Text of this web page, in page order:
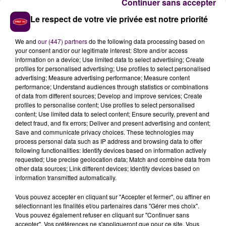
DES VISITES GUIDÉES
SUPPLÉMENTAIRES
valorisation du patrimoine de la Ville de Caen, en
partenariat avec l’office de tourisme de Caen-La Mer
Le respect de votre vie privée est notre priorité
We and our (447) partnersdo the following data processing based on
your consent and/or our legitimate interest: Store and/or access
information on a device; Use limited data to select advertising; Create
profiles for personalised advertising; Use profiles to select personalised
advertising; Measure advertising performance; Measure content
performance; Understand audiences through statistics or combinations
of data from different sources; Develop and improve services; Create
profiles to personalise content; Use profiles to select personalised
content; Use limited data to select content; Ensure security, prevent and
detect fraud, and fix errors; Deliver and present advertising and content;
Save and communicate privacy choices. These technologies may
process personal data such as IP address and browsing data to offer
following functionalities: Identify devices based on information actively
requested; Use precise geolocation data; Match and combine data from
other data sources; Link different devices; Identify devices based on
information transmitted automatically.
Vous pouvez accepter en cliquant sur "Accepter et fermer", ou affiner en
sélectionnant les finalités et/ou partenaires dans "Gérer mes choix".
Vous pouvez également refuser en cliquant sur "Continuer sans
accepter". Vos préférences ne s'appliqueront que pour ce site. Vous